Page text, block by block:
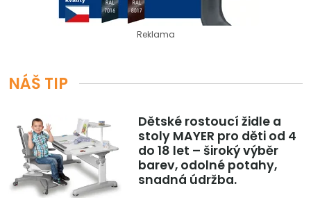
Reklama
NÁŠ TIP
Dětské rostoucí židle a
stoly MAYER pro děti od 4
do 18 let – široký výběr
barev, odolné potahy,
snadná údržba.